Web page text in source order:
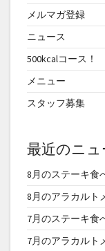
メルマガ登録
ニュース
500kcalコース！
メニュー
スタッフ募集
最近のニュ
8月のステーキ食
8月のアラカルト
7月のステーキ食
7月のアラカルト